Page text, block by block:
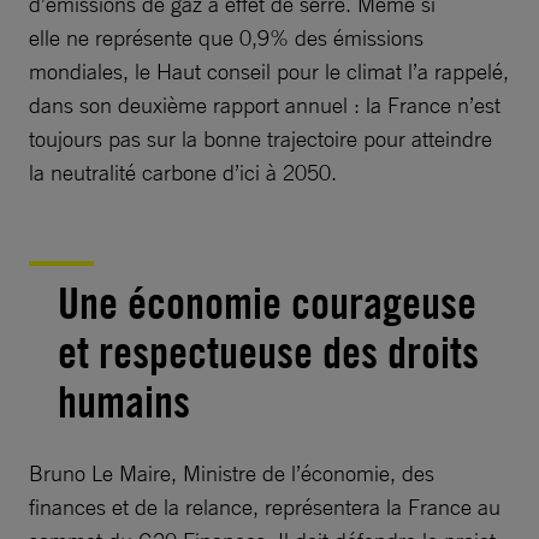
elle ne représente que 0,9% des émissions
mondiales, le Haut conseil pour le climat l’a rappelé,
dans son deuxième rapport annuel : la France n’est
toujours pas sur la bonne trajectoire pour atteindre
la neutralité carbone d’ici à 2050.
Une économie courageuse
et respectueuse des droits
humains
Bruno Le Maire, Ministre de l’économie, des
finances et de la relance, représentera la France au